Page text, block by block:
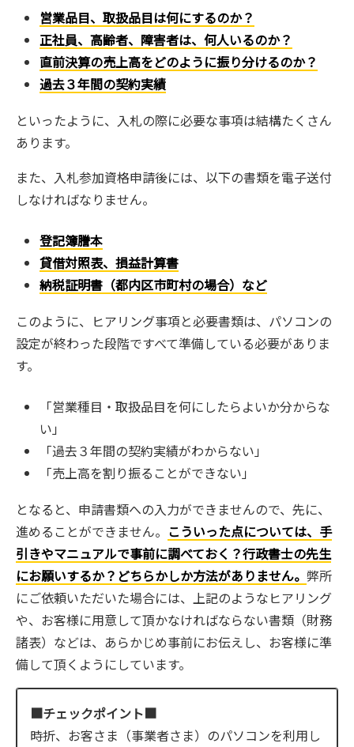
営業品目、取扱品目は何にするのか？
正社員、高齢者、障害者は、何人いるのか？
直前決算の売上高をどのように振り分けるのか？
過去３年間の契約実績
といったように、入札の際に必要な事項は結構たくさん
あります。
また、入札参加資格申請後には、以下の書類を電子送付
しなければなりません。
登記簿謄本
貸借対照表、損益計算書
納税証明書（都内区市町村の場合）など
このように、ヒアリング事項と必要書類は、パソコンの
設定が終わった段階ですべて準備している必要がありま
す。
「営業種目・取扱品目を何にしたらよいか分からな
い」
「過去３年間の契約実績がわからない」
「売上高を割り振ることができない」
​となると、申請書類への入力ができませんので、先に、
進めることができません。 こういった点については、手
引きやマニュアルで事前に調べておく？行政書士の先生
にお願いするか？どちらかしか方法がありません。 弊所
にご依頼いただいた場合には、上記のようなヒアリング
や、お客様に用意して頂かなければならない書類（財務
諸表）などは、あらかじめ事前にお伝えし、お客様に準
備して頂くようにしています。
■チェックポイント■
時折、お客さま（事業者さま）のパソコンを利用し